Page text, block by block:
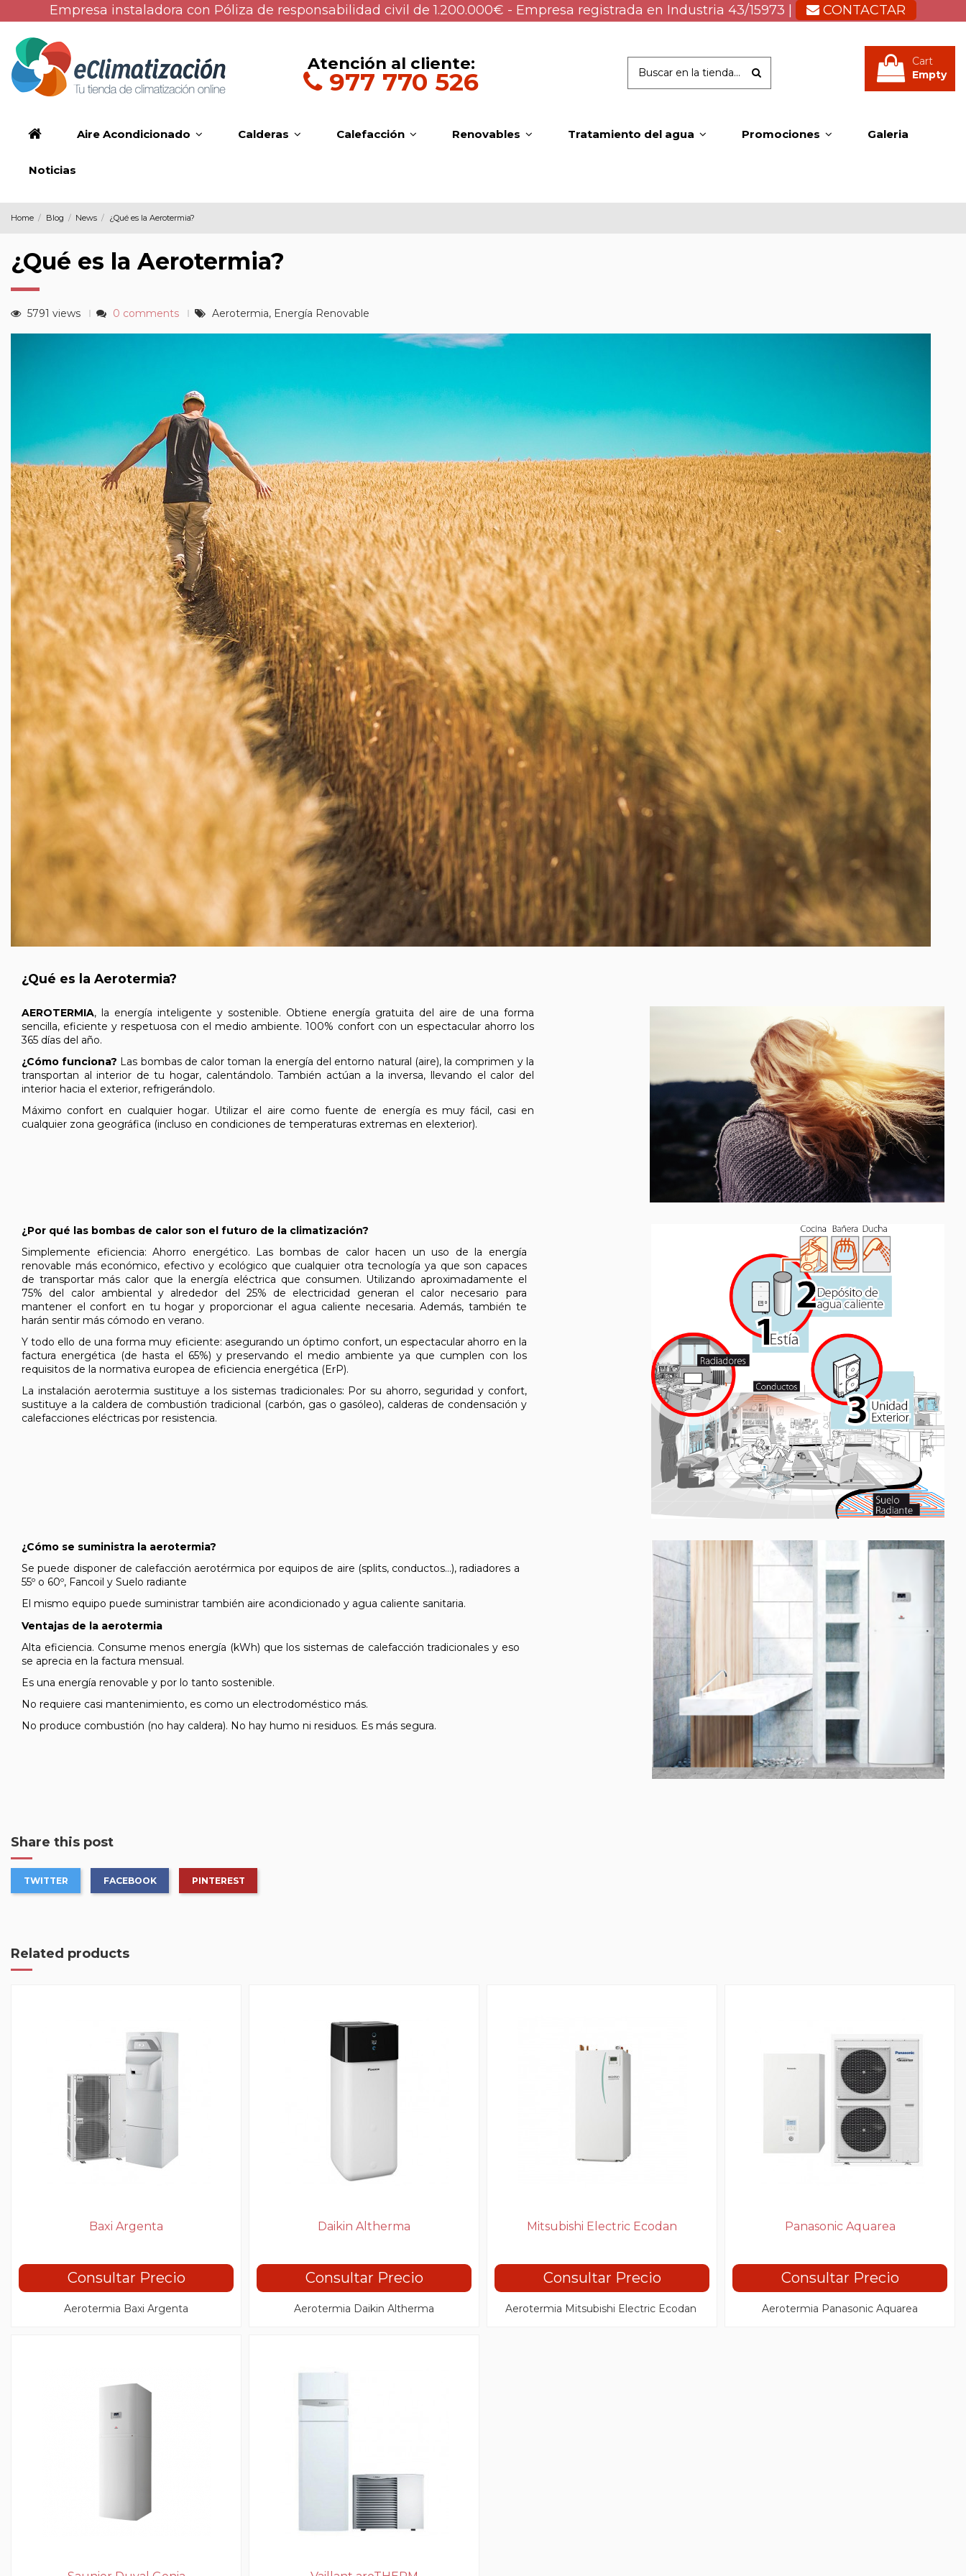
Empresa instaladora con Póliza de responsabilidad civil de 1.200.000€ - Empresa registrada en Industria 43/15973 | CONTACTAR
Atención al cliente:
977 770 526
Cart
Empty
Aire Acondicionado Calderas Calefacción Renovables Tratamiento del agua Promociones Galeria
Noticias
Home Blog News ¿Qué es la Aerotermia?
¿Qué es la Aerotermia?
5791 views 0 comments Aerotermia, Energía Renovable
¿Qué es la Aerotermia?
AEROTERMIA, la energía inteligente y sostenible. Obtiene energía gratuita del aire de una forma
sencilla, eficiente y respetuosa con el medio ambiente. 100% confort con un espectacular ahorro los
365 días del año.
¿Cómo funciona? Las bombas de calor toman la energía del entorno natural (aire), la comprimen y la
transportan al interior de tu hogar, calentándolo. También actúan a la inversa, llevando el calor del
interior hacia el exterior, refrigerándolo.
Máximo confort en cualquier hogar. Utilizar el aire como fuente de energía es muy fácil, casi en
cualquier zona geográfica (incluso en condiciones de temperaturas extremas en elexterior).
¿Por qué las bombas de calor son el futuro de la climatización?
Simplemente eficiencia: Ahorro energético. Las bombas de calor hacen un uso de la energía
renovable más económico, efectivo y ecológico que cualquier otra tecnología ya que son capaces
de transportar más calor que la energía eléctrica que consumen. Utilizando aproximadamente el
75% del calor ambiental y alrededor del 25% de electricidad generan el calor necesario para
mantener el confort en tu hogar y proporcionar el agua caliente necesaria. Además, también te
harán sentir más cómodo en verano.
Y todo ello de una forma muy eficiente: asegurando un óptimo confort, un espectacular ahorro en la
factura energética (de hasta el 65%) y preservando el medio ambiente ya que cumplen con los
requisitos de la normativa europea de eficiencia energética (ErP).
La instalación aerotermia sustituye a los sistemas tradicionales: Por su ahorro, seguridad y confort,
sustituye a la caldera de combustión tradicional (carbón, gas o gasóleo), calderas de condensación y
calefacciones eléctricas por resistencia.
¿Cómo se suministra la aerotermia?
Se puede disponer de calefacción aerotérmica por equipos de aire (splits, conductos…), radiadores a
55º o 60º, Fancoil y Suelo radiante
El mismo equipo puede suministrar también aire acondicionado y agua caliente sanitaria.
Ventajas de la aerotermia
Alta eficiencia. Consume menos energía (kWh) que los sistemas de calefacción tradicionales y eso
se aprecia en la factura mensual.
Es una energía renovable y por lo tanto sostenible.
No requiere casi mantenimiento, es como un electrodoméstico más.
No produce combustión (no hay caldera). No hay humo ni residuos. Es más segura.
Share this post
TWITTER FACEBOOK PINTEREST
Related products
Baxi Argenta
Consultar Precio
Aerotermia Baxi Argenta
Daikin Altherma
Consultar Precio
Aerotermia Daikin Altherma
Mitsubishi Electric Ecodan
Consultar Precio
Aerotermia Mitsubishi Electric Ecodan
Panasonic Aquarea
Consultar Precio
Aerotermia Panasonic Aquarea